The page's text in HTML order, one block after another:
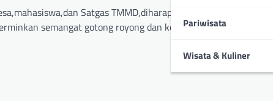
Pariwisata
Wisata & Kuliner
Satgas TMMD,diharapkan perayaan HUT RI
semangat gotong royong dan kebersamaan seluruh